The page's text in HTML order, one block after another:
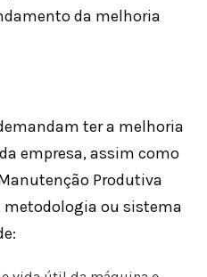
da melhoria
ter a melhoria
empresa, assim como
Produtiva
metodologia ou sistema